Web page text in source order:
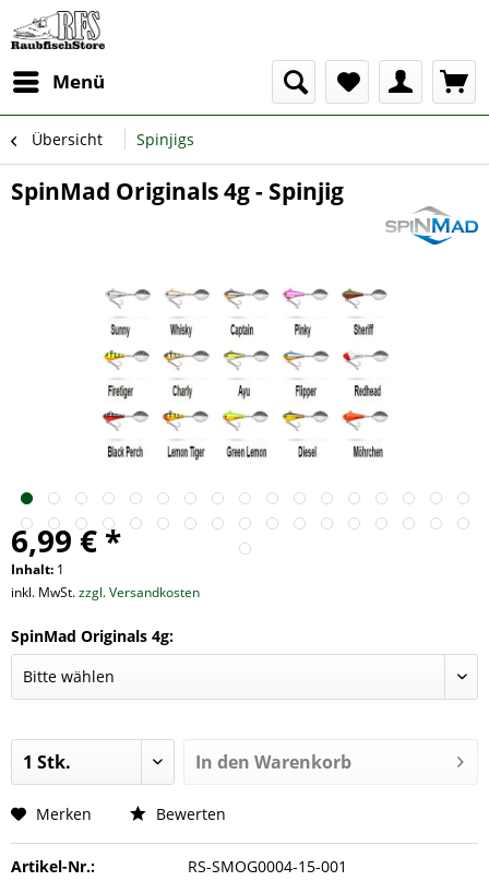
Menü
Übersicht Spinjigs
SpinMad Originals 4g - Spinjig
6,99 € *
Inhalt: 1
inkl. MwSt.zzgl. Versandkosten
SpinMad Originals 4g:
In den Warenkorb
Merken Bewerten
Artikel-Nr.: RS-SMOG0004-15-001